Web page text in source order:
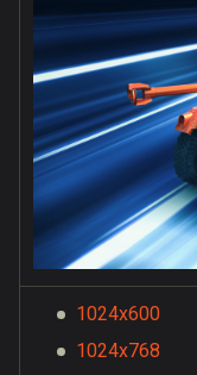
1024x600
1024x768